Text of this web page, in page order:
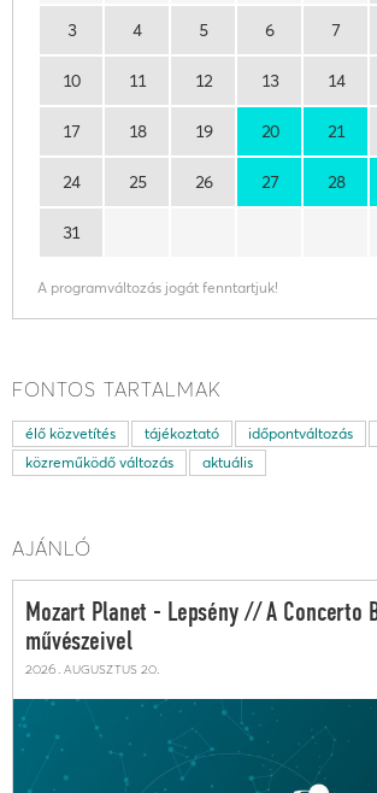
3 4 5 6 7
10 11 12 13 14
17 18 19 20 21
24 25 26 27 28
31
A programváltozás jogát fenntartjuk!
FONTOS TARTALMAK
élő közvetítés tájékoztató időpontváltozás
közreműködő változás
aktuális
AJÁNLÓ
Mozart Planet - Lepsény // A Concerto
művészeivel
2026. augusztus 20.